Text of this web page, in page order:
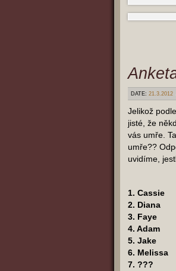
DATE: 21.3.2012
Jelikož
jisté, že
vás umře.
umře??
uvidíme,
1. Cassie
2. Diana
3. Faye
4. Adam
5. Jake
6. Melissa
7. ???